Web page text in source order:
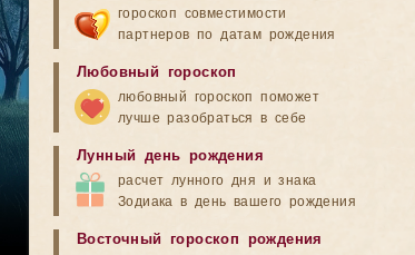
гороскоп совместимости
партнеров по датам рождения
Любовный гороскоп
любовный гороскоп поможет
лучше разобраться в себе
Лунный день рождения
расчет лунного дня и знака
Зодиака в день вашего рождения
Восточный гороскоп рождения